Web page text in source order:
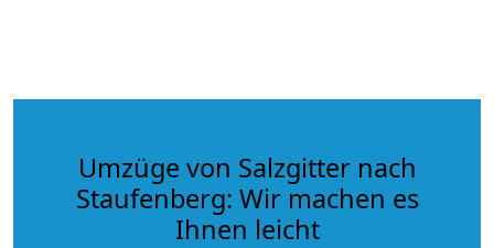
Umzüge von Salzgitter nach
Staufenberg: Wir machen es
Ihnen leicht